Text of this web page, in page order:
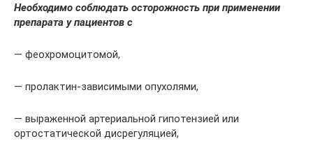
Необходимо соблюдать осторожность при применении
препарата у пациентов с
— феохромоцитомой,
— пролактин-зависимыми опухолями,
— выраженной артериальной гипотензией или
ортостатической дисрегуляцией,